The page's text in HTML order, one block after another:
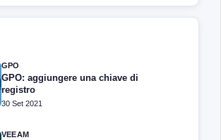
GPO
GPO: aggiungere una chiave di
registro
30 Set 2021
VEEAM